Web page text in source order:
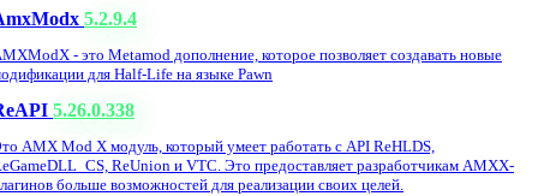
5.2.9.4
- это Metamod дополнение, которое позволяет создавать новые
для Half-Life на языке Pawn
5.26.0.338
AMX Mod X модуль, который умеет работать с API ReHLDS,
ReUnion и VTC. Это предоставляет разработчикам AMXX-
больше возможностей для реализации своих целей.